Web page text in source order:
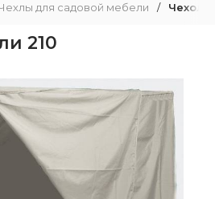
для садовой мебели / Чехол
210